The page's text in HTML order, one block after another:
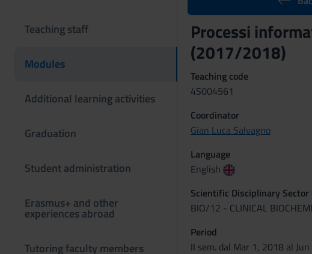
Teaching staff
Modules
Additional learning activities
Graduation
Student administration
Erasmus+ and other
experiences abroad
Tutoring faculty members
Processi
(2017/2018)
Teaching code
4S004561
Coordinator
Gian Luca Salvagno
Language
English
Scientific Disciplinary Sector
BIO/12 - CLINICAL
Period
II sem. dal Mar 1, 2018 al